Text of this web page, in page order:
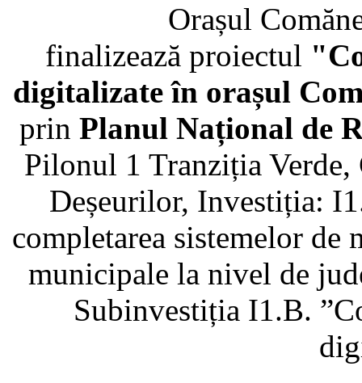
Orașul
finalizează proiectul
digitalizate în orașul
prin Planul Național de
Pilonul 1 Tranziția Verde,
Deșeurilor, Investiția:
completarea sistemelor de
municipale la nivel de
Subinvestiția I1.B.